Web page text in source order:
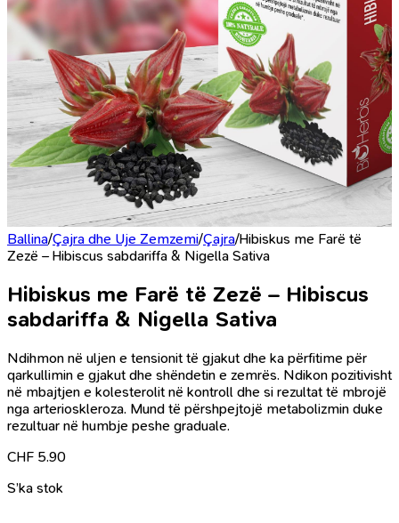
Ballina/Çajra dhe Uje Zemzemi/Çajra/Hibiskus me Farë të
Zezë – Hibiscus sabdariffa & Nigella Sativa
Hibiskus me Farë të Zezë – Hibiscus
sabdariffa & Nigella Sativa
Ndihmon në uljen e tensionit të gjakut dhe ka përfitime për
qarkullimin e gjakut dhe shëndetin e zemrës. Ndikon pozitivisht
në mbajtjen e kolesterolit në kontroll dhe si rezultat të mbrojë
nga arterioskleroza. Mund të përshpejtojë metabolizmin duke
rezultuar në humbje peshe graduale.
CHF 5.90
S’ka stok